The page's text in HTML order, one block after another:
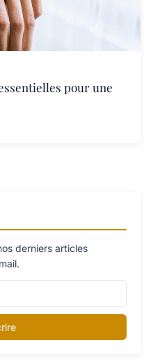
pour une
derniers articles